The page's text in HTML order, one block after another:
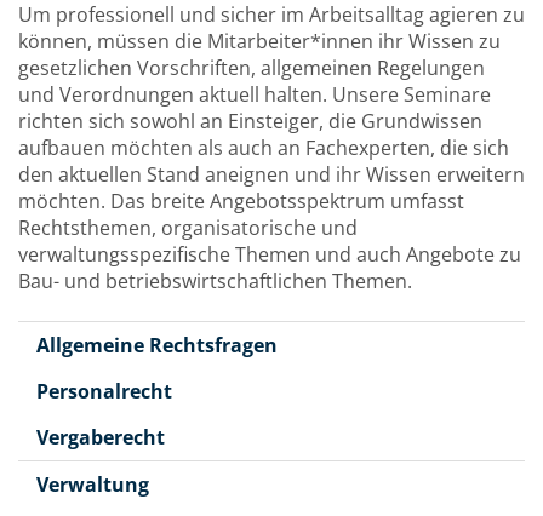
Um professionell und sicher im Arbeitsalltag agieren zu
können, müssen die Mitarbeiter*innen ihr Wissen zu
gesetzlichen Vorschriften, allgemeinen Regelungen
und Verordnungen aktuell halten. Unsere Seminare
richten sich sowohl an Einsteiger, die Grundwissen
aufbauen möchten als auch an Fachexperten, die sich
den aktuellen Stand aneignen und ihr Wissen erweitern
möchten. Das breite Angebotsspektrum umfasst
Rechtsthemen, organisatorische und
verwaltungsspezifische Themen und auch Angebote zu
Bau- und betriebswirtschaftlichen Themen.
Allgemeine Rechtsfragen
Personalrecht
Vergaberecht
Verwaltung